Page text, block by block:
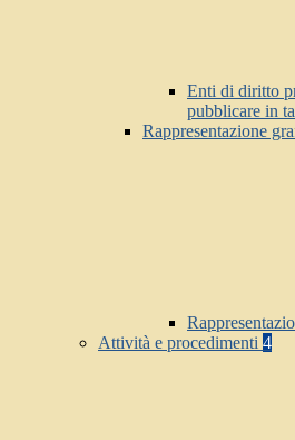
Enti di diritto
pubblicare in
Rappresentazione
Attività e procedimenti 4